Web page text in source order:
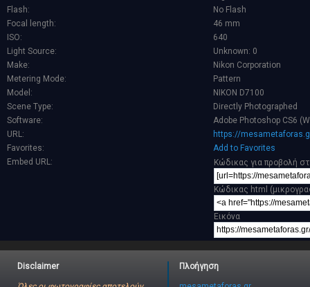
Flash:
No Flash
Focal length:
46 mm
ISO:
640
Light Source:
Unknown: 0
Make:
Nikon Corporation
Metering Mode:
Pattern
Model:
NIKON D7100
Scene Type:
Directly Photographed
Software:
Adobe Photoshop CS6
URL:
https://
Favorites:
Add to Favorites
Embed URL:
Κώδικας για προβολή
Κώδικας html
Εικόνα
Disclaimer Πλοήγηση